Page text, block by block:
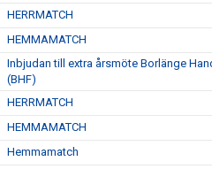
HERRMATCH
HEMMAMATCH
Inbjudan till extra årsmöte Borlänge
(BHF)
HERRMATCH
HEMMAMATCH
Hemmamatch